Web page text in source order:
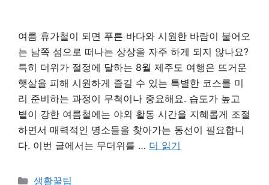
여름 휴가철이 되면 푸른 바다와 시원한 바람이 불어오
는 남쪽 섬으로 떠나는 상상을 자주 하게 되지 않나요?
특히 더위가 절정에 달하는 8월 제주도 여행은 뜨거운
햇살을 피해 시원하게 즐길 수 있는 특별한 코스를 미
리 준비하는 과정이 무척이나 중요해요. 습도가 높고
볕이 강한 여름철에는 야외 활동 시간을 지혜롭게 조절
하면서 매력적인 명소들을 찾아가는 동선이 필요합니
다. 이번 글에서는 무더위를 … 더 읽기
카
생활꿀팁